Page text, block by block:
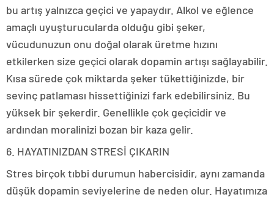
bu artış yalnızca geçici ve yapaydır. Alkol ve eğlence
amaçlı uyuşturucularda olduğu gibi şeker,
vücudunuzun onu doğal olarak üretme hızını
etkilerken size geçici olarak dopamin artışı sağlayabilir.
Kısa sürede çok miktarda şeker tükettiğinizde, bir
sevinç patlaması hissettiğinizi fark edebilirsiniz. Bu
yüksek bir şekerdir. Genellikle çok geçicidir ve
ardından moralinizi bozan bir kaza gelir.
6. HAYATINIZDAN STRESİ ÇIKARIN
Stres birçok tıbbi durumun habercisidir, aynı zamanda
düşük dopamin seviyelerine de neden olur. Hayatımıza